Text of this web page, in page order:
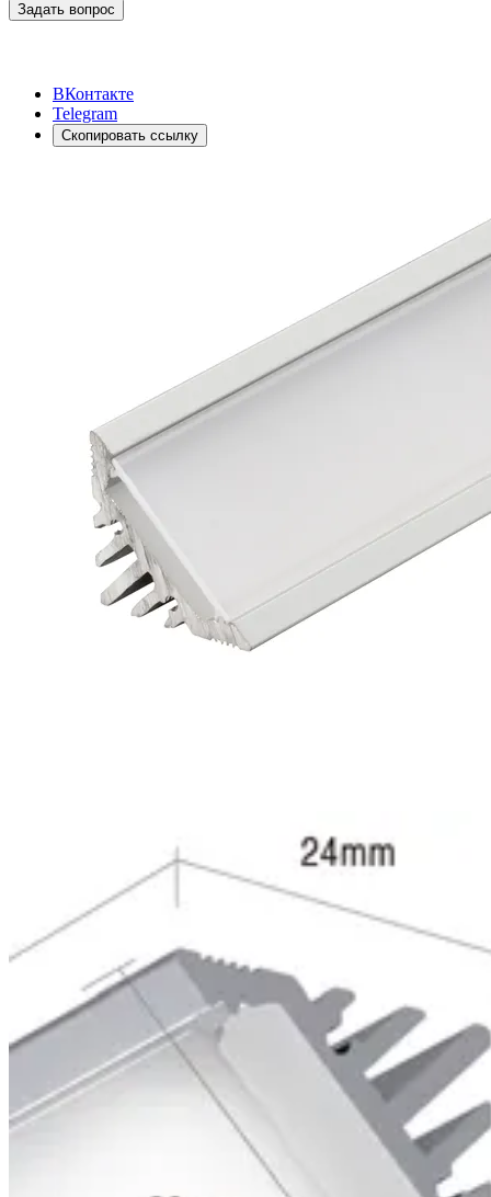
Задать вопрос
ВКонтакте
Telegram
Скопировать ссылку